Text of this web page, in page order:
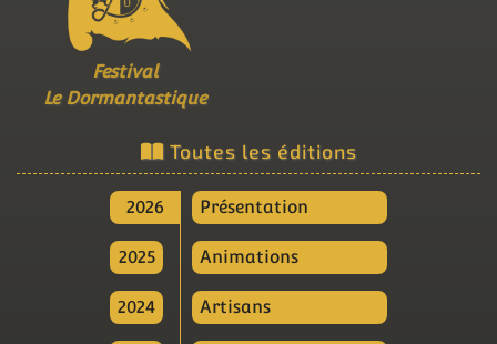
Festival
Le Dormantastique
Toutes les éditions
2026
2025
2024
Présentation
Animations
Artisans